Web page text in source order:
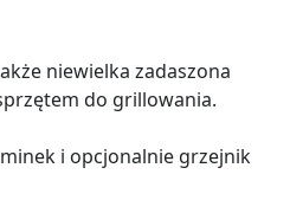
niewielka zadaszona
do grillowania.
i opcjonalnie grzejnik